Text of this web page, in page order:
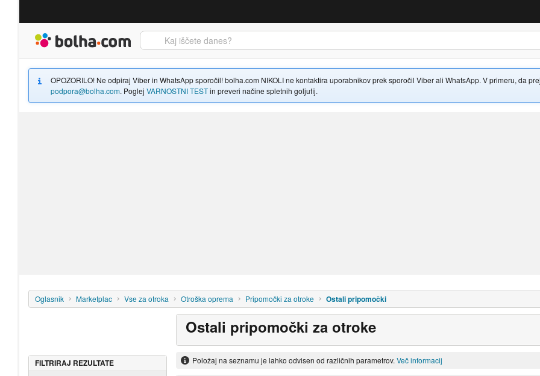
OPOZORILO! Ne odpiraj Viber in WhatsApp sporočil! bolha.com NIKOLI ne kontaktira uporabnikov prek sporočil Viber ali WhatsApp. V primeru, da
podpora@bolha.com. Poglej VARNOSTNI TESTin preveri načine spletnih goljufij.
Oglasnik Marketplac Vse za otroka Otroška oprema Pripomočki za otroke Ostali pripomočki
Ostali pripomočki za otroke
Položaj na seznamu je lahko odvisen od različnih parametrov. Več informacij
FILTRIRAJ REZULTATE